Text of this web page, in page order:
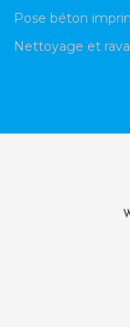
Pose béton
Nettoyage et